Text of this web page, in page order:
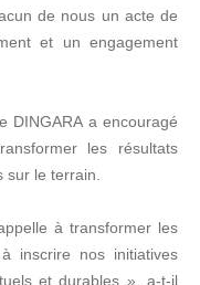
de nous un acte de
et un engagement
DINGARA a encouragé
les résultats
sur le terrain.
à transformer les
inscrire nos initiatives
et durables », a-t-il